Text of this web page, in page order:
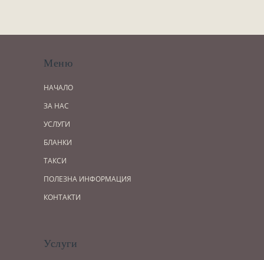
Меню
НАЧАЛО
ЗА НАС
УСЛУГИ
БЛАНКИ
ТАКСИ
ПОЛЕЗНА ИНФОРМАЦИЯ
КОНТАКТИ
Услуги